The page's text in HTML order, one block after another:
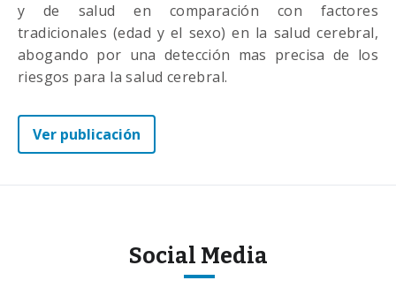
y de salud en comparación con factores
tradicionales (edad y el sexo) en la salud cerebral,
abogando por una detección mas precisa de los
riesgos para la salud cerebral.
Ver publicación
Social Media